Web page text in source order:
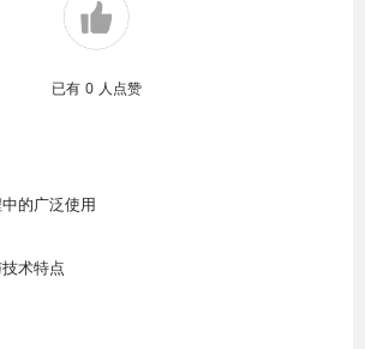
已有 0 人点赞
的广泛使用
术特点